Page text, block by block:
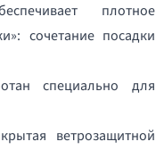
плотное
сочетание посадки
специально для
ветрозащитной